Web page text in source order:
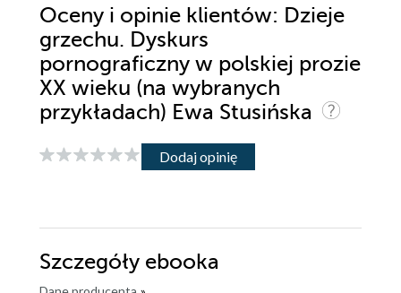
Oceny i opinie klientów: Dzieje
grzechu. Dyskurs
pornograficzny w polskiej prozie
XX wieku (na wybranych
przykładach) Ewa Stusińska
Dodaj opinię
Szczegóły ebooka